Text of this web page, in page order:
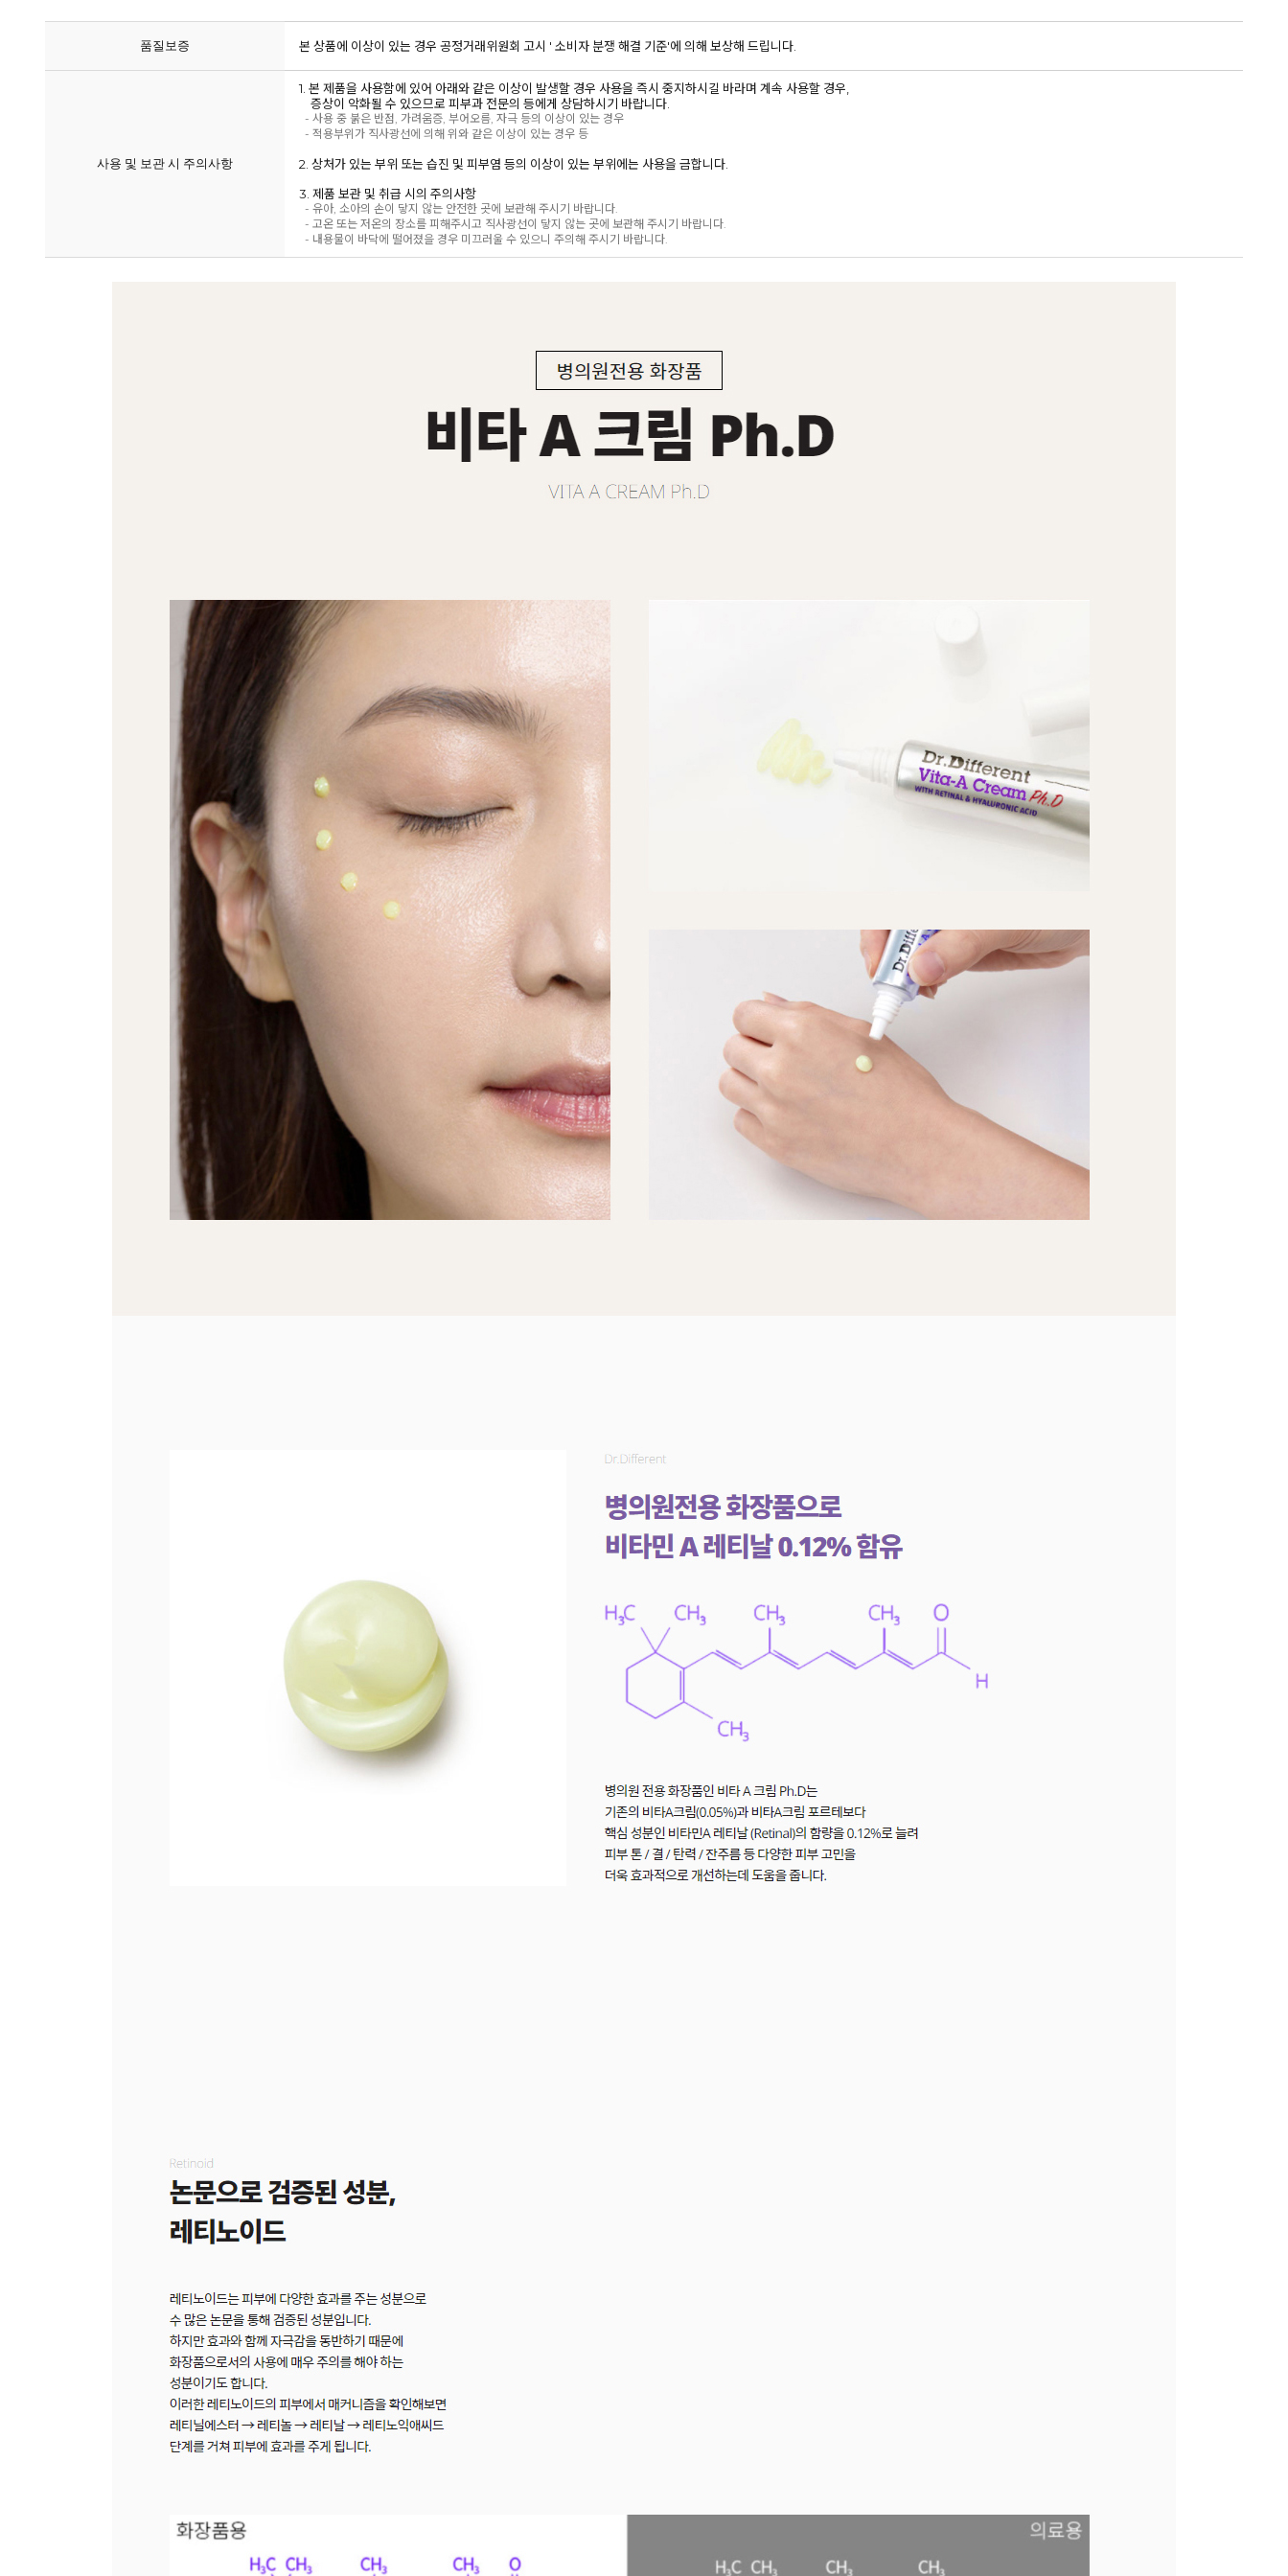
품질보증 본 상품에 이상이 있는 경우 공정거래위원회 고시 ' 소비자 분쟁 해결 기준'에 의해 보상해 드립니다.
사용 및 보관 시 주의사항
1. 본 제품을 사용함에 있어 아래와 같은 이상이 발생할 경우 사용을 즉시 중지하시길 바라며 계속 사용할 경우,
증상이 악화될 수 있으므로 피부과 전문의 등에게 상담하시기 바랍니다.
- 사용 중 붉은 반점, 가려움증, 부어오름, 자극 등의 이상이 있는 경우
- 적용부위가 직사광선에 의해 위와 같은 이상이 있는 경우 등
2. 상처가 있는 부위 또는 습진 및 피부염 등의 이상이 있는 부위에는 사용을 금합니다.
3. 제품 보관 및 취급 시의 주의사항
- 유아, 소아의 손이 닿지 않는 안전한 곳에 보관해 주시기 바랍니다.
- 고온 또는 저온의 장소를 피해주시고 직사광선이 닿지 않는 곳에 보관해 주시기 바랍니다.
- 내용물이 바닥에 떨어졌을 경우 미끄러울 수 있으니 주의해 주시기 바랍니다.